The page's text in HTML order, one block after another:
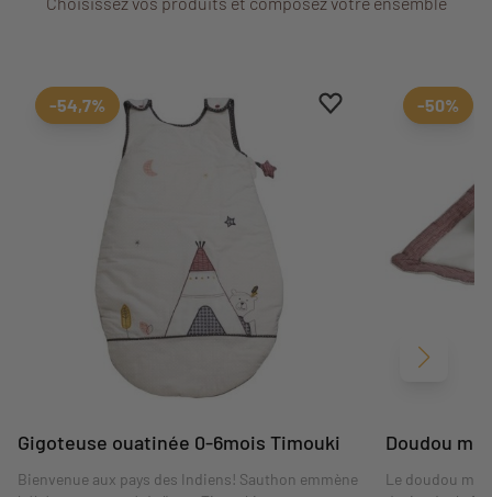
Ajouter aux favoris
Supprimer des
-54,7%
Gigoteuse ouatinée 0-6mois Timouki
Bienvenue aux pays des Indiens! Sauthon emmène
-50%
Doudou
Le doudou
Suivant